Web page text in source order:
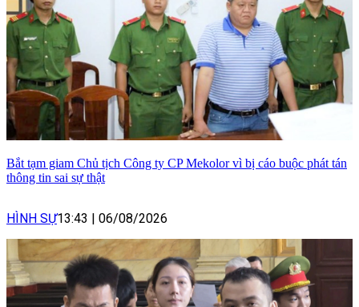
Bắt tạm giam Chủ tịch Công ty CP Mekolor vì bị cáo buộc phát tán
thông tin sai sự thật
HÌNH SỰ13:43 06/08/2026